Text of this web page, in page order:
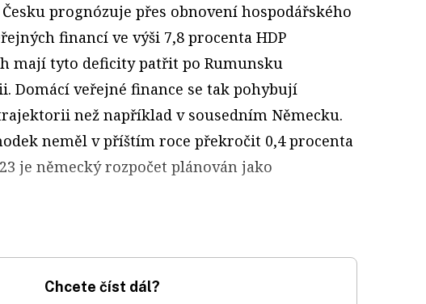
prognózuje přes obnovení hospodářského
financí ve výši 7,8 procenta HDP
mají tyto deficity patřit po Rumunsku
Domácí veřejné finance se tak pohybují
než například v sousedním Německu.
neměl v příštím roce překročit 0,4 procenta
je německý rozpočet plánován jako
Chcete číst dál?